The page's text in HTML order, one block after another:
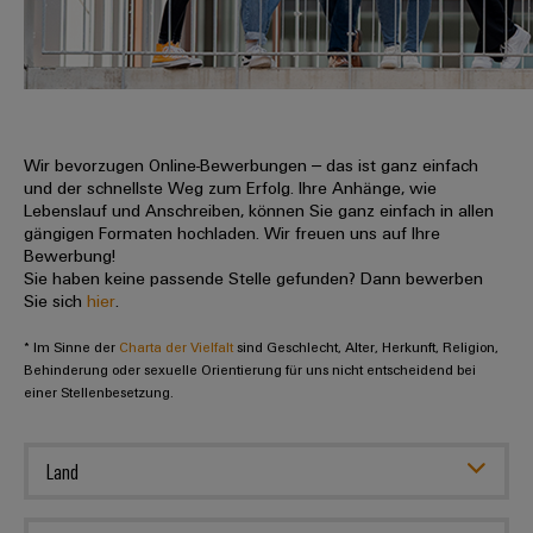
erlebbar
werden.
Datencenter
Produkte
für
Rechenzentren
–
effizient,
zuverlässig,
skalierbar
Energiespeicher
Lösungen
und
Anschlusstechnologie
DC-
u-
OS
Edge
Computing
Industrial
5G
Single
Leiterplattenklemmen
Gehäusesysteme
komponenten
Kabeleinführungssysteme
und
-
komponenten
Anschlussleitungen,
Patchkabel
Fast
Delivery
Beratung
und
digitale
Planung
easyConnect
-
Ihre
uns
Promotionfahrzeug
Distribution
Info
für
unsere
Partner
Vertrieb
Weidmüller
Zahlen
Unser
Vorstand
Nachhaltigkeit
Academy
People
Karriere
Stellen
für
Berufserfahrene
Für
Studierende
Werkstudententätigkeiten
Praktika
Abschlussarbeiten
Wir bevorzugen Online-Bewerbungen – das ist ganz einfach
und der schnellste Weg zum Erfolg. Ihre Anhänge, wie
Lebenslauf und Anschreiben, können Sie ganz einfach in allen
gängigen Formaten hochladen. Wir freuen uns auf Ihre
Bewerbung!
Sie haben keine passende Stelle gefunden? Dann bewerben
Sie sichhier
* Im Sinne der Charta der Vielfalt sind Geschlecht, Alter, Herkunft, Religion,
Behinderung oder sexuelle Orientierung für uns nicht entscheidend bei
einer Stellenbesetzung.
Land